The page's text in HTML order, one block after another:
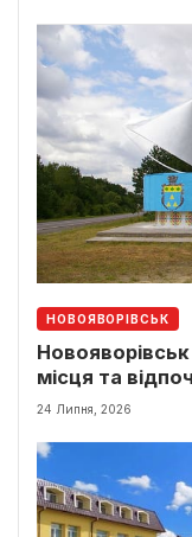
НОВОЯВОРІВСЬК
Новояворівськ
місця та
24 Липня, 2026